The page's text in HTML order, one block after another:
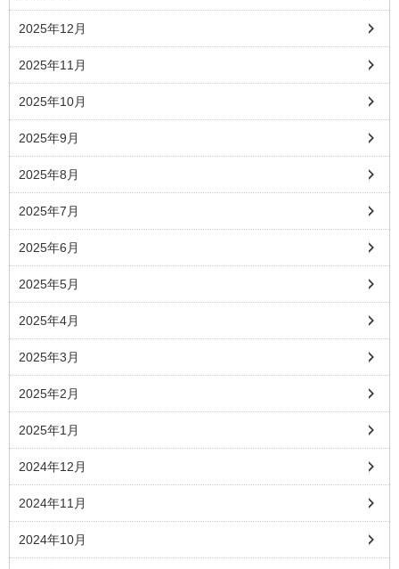
2025年12月
2025年11月
2025年10月
2025年9月
2025年8月
2025年7月
2025年6月
2025年5月
2025年4月
2025年3月
2025年2月
2025年1月
2024年12月
2024年11月
2024年10月